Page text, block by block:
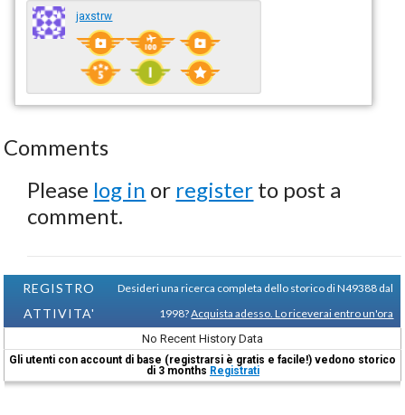
jaxstrw
Comments
Please log in or register to post a
comment.
REGISTRO
ATTIVITA'
Desideri una ricerca completa dello storico di N49388 dal
1998?Acquista adesso. Lo riceverai entro un'ora
No Recent History Data
Gli utenti con account di base (registrarsi è gratis e facile!) vedono storico
di 3 months Registrati